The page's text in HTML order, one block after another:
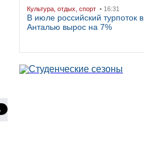
Культура, отдых, спорт • 16:31
В июле российский турпоток в
Анталью вырос на 7%